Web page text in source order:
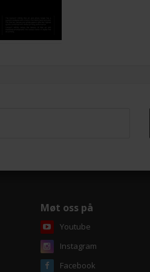
Møt oss på
Youtube
Instagram
Facebook